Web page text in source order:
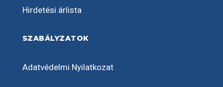
Hirdetési árlista
SZABÁLYZATOK
Adatvédelmi Nyilatkozat